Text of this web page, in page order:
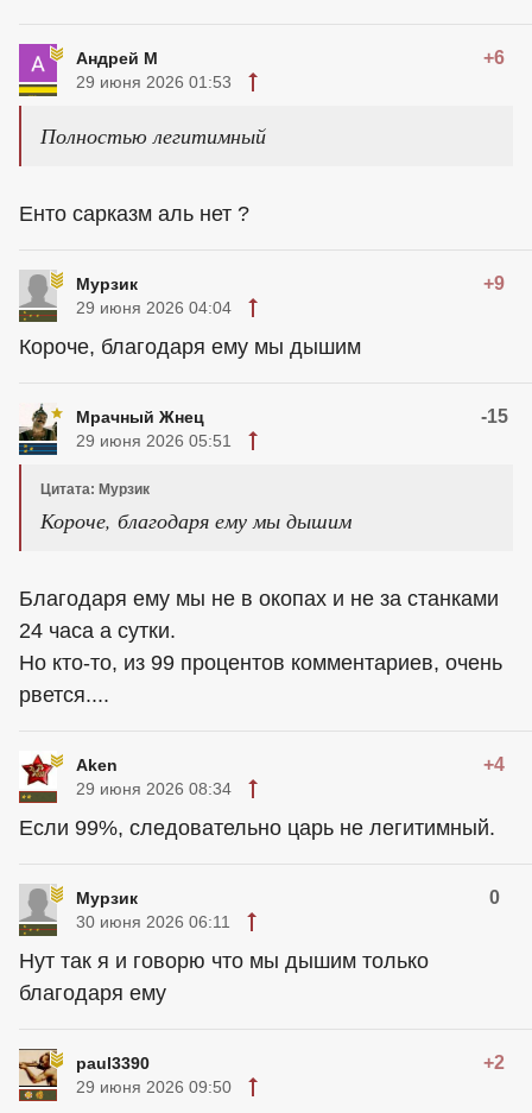
Андрей М +6
29 июня 2026 01:53
Полностью легитимный
Енто сарказм аль нет ?
Мурзик +9
29 июня 2026 04:04
Короче, благодаря ему мы дышим
Мрачный Жнец -15
29 июня 2026 05:51
Цитата: Мурзик
Короче, благодаря ему мы дышим
Благодаря ему мы не в окопах и не за станками
24 часа а сутки.
Но кто-то, из 99 процентов комментариев, очень
рвется....
Aken +4
29 июня 2026 08:34
Если 99%, следовательно царь не легитимный.
Мурзик 0
30 июня 2026 06:11
Нут так я и говорю что мы дышим только
благодаря ему
paul3390 +2
29 июня 2026 09:50